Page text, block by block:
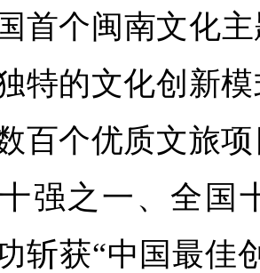
首个闽南文化
特的文化创新
百个优质文旅
强之一、全国
斩获“中国最佳